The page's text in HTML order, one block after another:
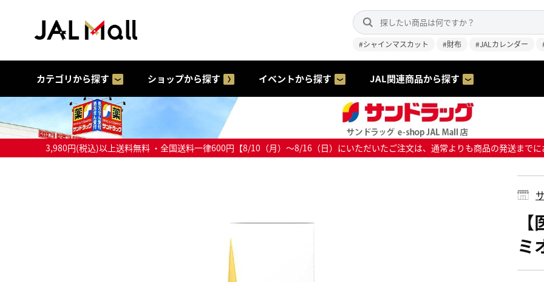
#シャインマスカット #財布 #JALカレンダー
カテゴリから探す ショップから探す イベントから探す JAL関連商品から探す
3,980円(税込)以上送料無料 ・全国送料一律600円【8/10（月）～8/16（日）にいただいたご注文は、通常よりも商品の発送まで
ミ